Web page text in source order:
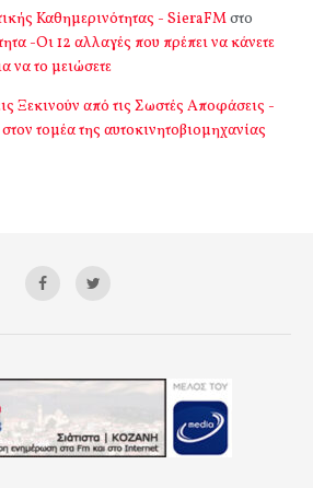
Καθημερινότητας - SieraFMστο
-Οι 12 αλλαγές που πρέπει να κάνετε
να το μειώσετε
Ξεκινούν από τις Σωστές Αποφάσεις -
τομέα της αυτοκινητοβιομηχανίας